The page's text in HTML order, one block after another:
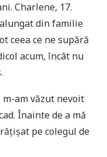
Charlene, 17.
din familie
ceea ce ne supără
acum, încât nu
am văzut nevoit
Înainte de a mă
pe colegul de